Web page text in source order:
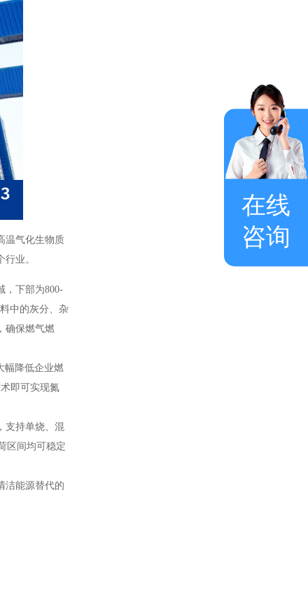
温气化生物质
业。
，下部为800-
中的灰分、杂
确保燃气燃
幅降低企业燃
即可实现氮
支持单烧、混
区间均可稳定
洁能源替代的
在线
咨询